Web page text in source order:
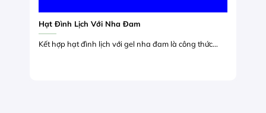
Hạt Đình Lịch Với Nha Đam
Kết hợp hạt đình lịch với gel nha đam là công thức...